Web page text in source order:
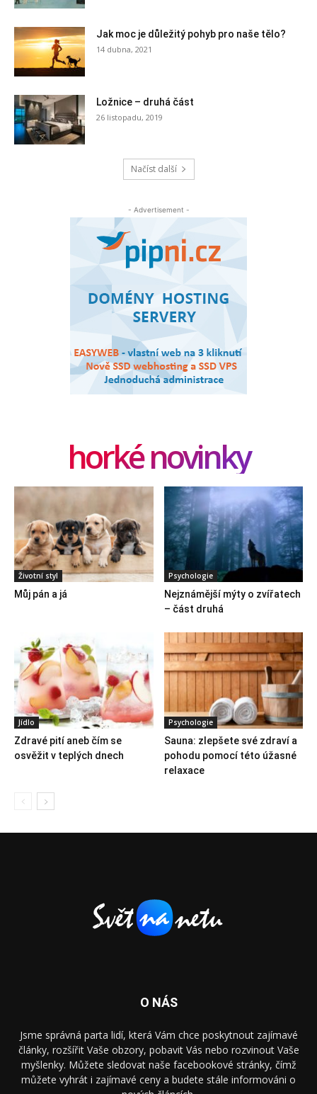
Jak moc je důležitý pohyb pro naše tělo?
14 dubna, 2021
Ložnice – druhá část
26 listopadu, 2019
Načíst další
- Advertisement -
horké novinky
Životní styl
Můj pán a já
Psychologie
Nejznámější mýty o zvířatech
– část druhá
Jídlo
Zdravé pití aneb čím se
osvěžit v teplých dnech
Psychologie
Sauna: zlepšete své zdraví a
pohodu pomocí této úžasné
relaxace
O NÁS
Jsme správná parta lidí, která Vám chce poskytnout zajímavé
články, rozšířit Vaše obzory, pobavit Vás nebo rozvinout Vaše
myšlenky. Můžete sledovat naše facebookové stránky, čímž
můžete vyhrát i zajímavé ceny a budete stále informováni o